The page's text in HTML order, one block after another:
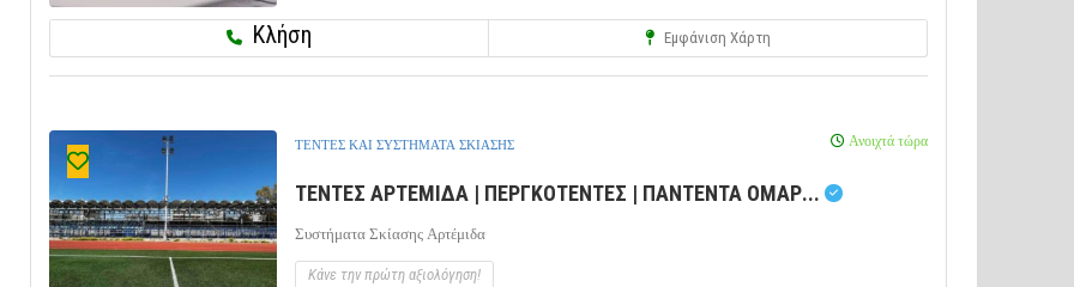
Κλήση
Εμφάνιση Χάρτη
ΤΕΝΤΕΣ ΚΑΙ ΣΥΣΤΗΜΑΤΑ ΣΚΙΑΣΗΣ Ανοιχτά τώρα
ΤΕΝΤΕΣ ΑΡΤΕΜΙΔΑ | ΠΕΡΓΚΟΤΕΝΤΕΣ | ΠΑΝΤΕΝΤΑ ΟΜΑΡ...
Συστήματα Σκίασης Αρτέμιδα
Κάνε την πρώτη αξιολόγηση!